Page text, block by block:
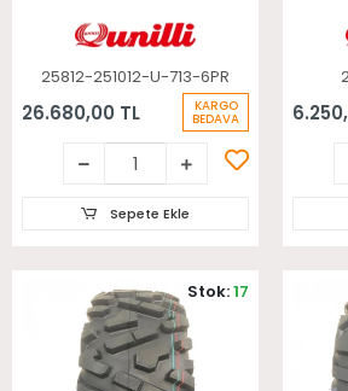
25812-251012-U-713-6PR
26.680,00 TL KARGO
BEDAVA
Sepete Ekle
Stok:17